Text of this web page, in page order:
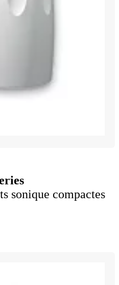
sonique compactes